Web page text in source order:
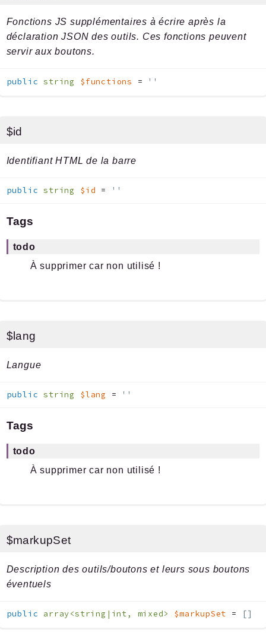
Fonctions JS supplémentaires à écrire après la
déclaration JSON des outils. Ces fonctions peuvent
servir aux boutons.
public string $functions = ''
$id
Identifiant HTML de la barre
public string $id = ''
Tags
todo
À supprimer car non utilisé !
$lang
Langue
public string $lang = ''
Tags
todo
À supprimer car non utilisé !
$markupSet
Description des outils/boutons et leurs sous boutons
éventuels
public array<string|int, mixed> $markupSet = []